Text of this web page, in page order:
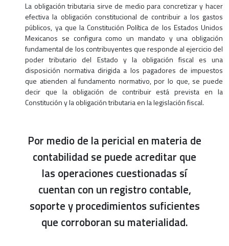
La obligación tributaria sirve de medio para concretizar y hacer
efectiva la obligación constitucional de contribuir a los gastos
públicos, ya que la Constitución Política de los Estados Unidos
Mexicanos se configura como un mandato y una obligación
fundamental de los contribuyentes que responde al ejercicio del
poder tributario del Estado y la obligación fiscal es una
disposición normativa dirigida a los pagadores de impuestos
que atienden al fundamento normativo, por lo que, se puede
decir que la obligación de contribuir está prevista en la
Constitución y la obligación tributaria en la legislación fiscal.
Por medio de la pericial en materia de
contabilidad se puede acreditar que
las operaciones cuestionadas sí
cuentan con un registro contable,
soporte y procedimientos suficientes
que corroboran su materialidad.